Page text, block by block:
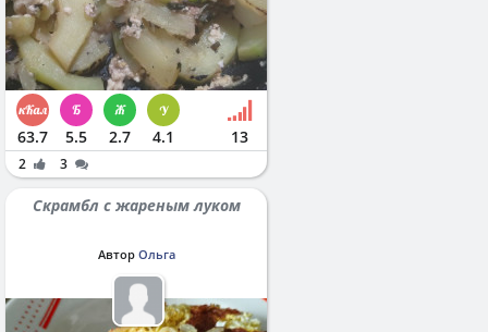
63.7 5.5 2.7 4.1 13
2 3
Скрамбл с жареным луком
Автор Ольга